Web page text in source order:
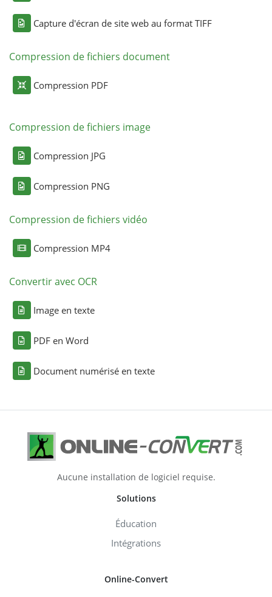
Capture d'écran de site web au format TIFF
Compression de fichiers document
Compression PDF
Compression de fichiers image
Compression JPG
Compression PNG
Compression de fichiers vidéo
Compression MP4
Convertir avec OCR
Image en texte
PDF en Word
Document numérisé en texte
Aucune installation de logiciel requise.
Solutions
Éducation
Intégrations
Online-Convert